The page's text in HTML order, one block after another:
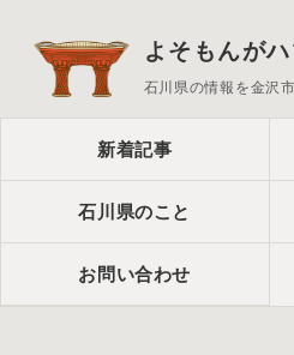
よそもんが
石川県の情報を金沢
新着記事
石川県のこと
お問い合わせ